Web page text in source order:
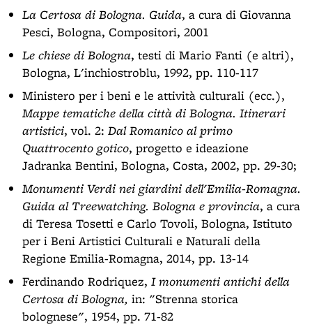
La Certosa di Bologna. Guida, a cura di Giovanna
Pesci, Bologna, Compositori, 2001
Le chiese di Bologna, testi di Mario Fanti (e altri),
Bologna, L'inchiostroblu, 1992, pp. 110-117
Ministero per i beni e le attività culturali (ecc.),
Mappe tematiche della città di Bologna. Itinerari
artistici, vol. 2: Dal Romanico al primo
Quattrocento gotico, progetto e ideazione
Jadranka Bentini, Bologna, Costa, 2002, pp. 29-30;
Monumenti Verdi nei giardini dell'Emilia-Romagna.
Guida al Treewatching. Bologna e provincia, a cura
di Teresa Tosetti e Carlo Tovoli, Bologna, Istituto
per i Beni Artistici Culturali e Naturali della
Regione Emilia-Romagna, 2014, pp. 13-14
Ferdinando Rodriquez, I monumenti antichi della
Certosa di Bologna, in: "Strenna storica
bolognese", 1954, pp. 71-82